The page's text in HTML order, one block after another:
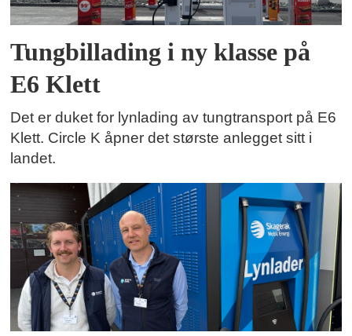
Tungbillading i ny klasse på
E6 Klett
Det er duket for lynlading av tungtransport på E6
Klett. Circle K åpner det største anlegget sitt i
landet.